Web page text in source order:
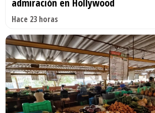
admiración en Hollywood
Hace 23 horas